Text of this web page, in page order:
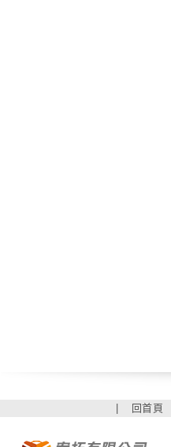
回首頁